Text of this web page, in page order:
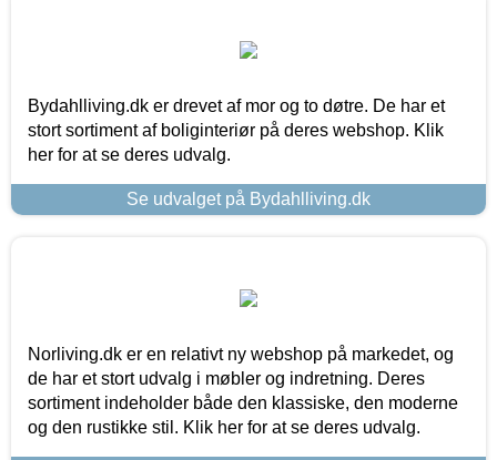
Bydahlliving.dk er drevet af mor og to døtre. De har et
stort sortiment af boliginteriør på deres webshop. Klik
her for at se deres udvalg.
Se udvalget på Bydahlliving.dk
Norliving.dk er en relativt ny webshop på markedet, og
de har et stort udvalg i møbler og indretning. Deres
sortiment indeholder både den klassiske, den moderne
og den rustikke stil. Klik her for at se deres udvalg.